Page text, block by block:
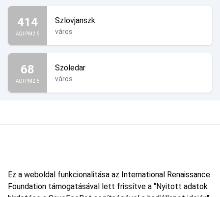
414
AQI PM2.5
Szlovjanszk
város
68
AQI PM2.5
Szoledar
város
Ez a weboldal funkcionalitása az International Renaissance
Foundation támogatásával lett frissítve a "Nyitott adatok